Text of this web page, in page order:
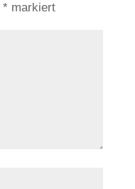
*markiert